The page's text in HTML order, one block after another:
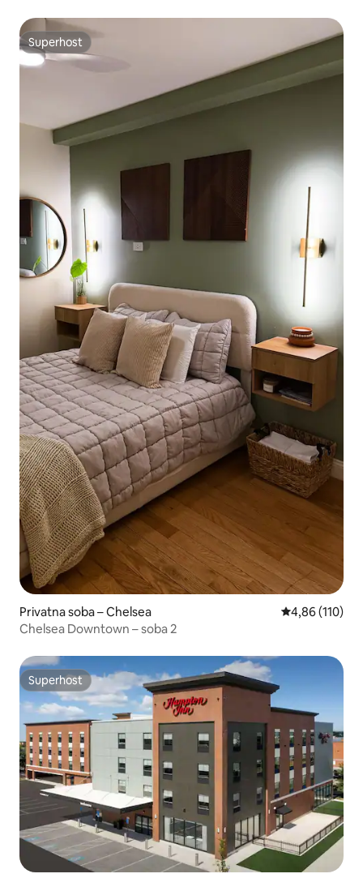
Superhost
Superhost
Privatna soba – Chelsea Prosječna
4,86 (110)
Chelsea Downtown – soba 2
Superhost
Superhost